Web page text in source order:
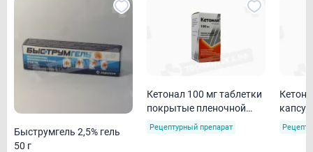
Быструмгель 2,5% гель
50 г
Кетонал 100 мг таблетки
покрытые пленочной
оболочкой N20
Рецептурный препарат
Кетонал Дуо